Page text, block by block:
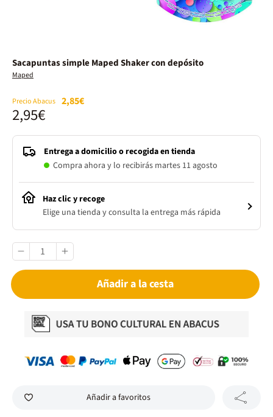
Sacapuntas simple Maped Shaker con depósito
Maped
Precio Abacus 2,85€
2,95€
Entrega a domicilio o recogida en tienda
Compra ahora y lo recibirás martes 11 agosto
Haz clic y recoge
Elige una tienda y consulta la entrega más rápida
Añadir a la cesta
Añadir a favoritos